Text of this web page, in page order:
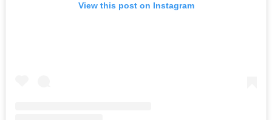
View this post on Instagram